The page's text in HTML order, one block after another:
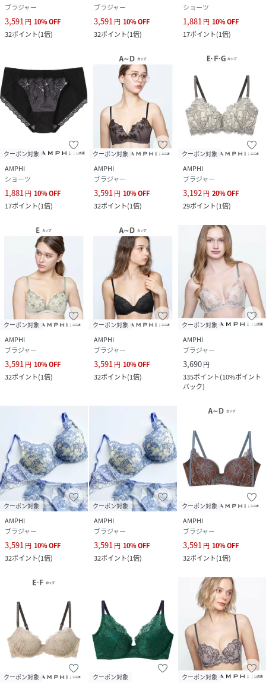
F65、F70、F75、G65、G70
クリーニング
※お洗濯は、必ず「取り扱い表示」にしたがっ
てください。
NT2718_BMI353Z3
BMI353Z3-002-009 NT2718
ブラジャー
3,591円 10%OFF
32ポイント(1倍)
ブラジャー
3,591円 10%OFF
32ポイント(1倍)
ショーツ
1,881円 10%OFF
17ポイント(1倍)
クーポン対象
AMPHI
ショーツ
1,881 円 10%OFF
17ポイント(1倍)
クーポン対象
AMPHI
ブラジャー
3,591 円 10%OFF
32ポイント(1倍)
クーポン対象
AMPHI
ブラジャー
3,192 円 20%OFF
29ポイント(1倍)
クーポン対象
AMPHI
ブラジャー
3,591円 10%OFF
32ポイント(1倍)
クーポン対象
AMPHI
ブラジャー
3,591円 10%OFF
32ポイント(1倍)
クーポン対象
AMPHI
ブラジャー
3,690円
335ポイント(10%ポイント
バック)
クーポン対象
AMPHI
ブラジャー
3,591 円 10%OFF
32ポイント(1倍)
クーポン対象
AMPHI
ブラジャー
3,591 円 10%OFF
32ポイント(1倍)
クーポン対象
AMPHI
ブラジャー
3,591 円 10%OFF
32ポイント(1倍)
クーポン対象 クーポン対象 クーポン対象